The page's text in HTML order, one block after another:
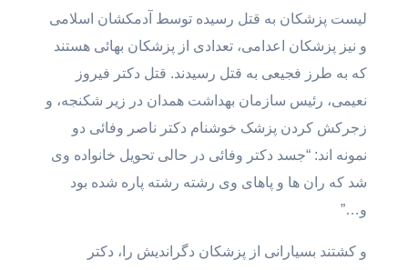
لیست پزشکان به قتل رسیده توسط آدمکشان اسلامی
و نیز پزشکان اعدامی، تعدادی از پزشکان بهائی هستند
که به طرز فجیعی به قتل رسیدند. قتل دکتر فیروز
نعیمی، رئیس سازمان بهداشت همدان در زیر شکنجه، و
زجرکش کردن پزشک خوشنام دکتر ناصر وفائی دو
نمونه اند: “جسد دکتر وفائی در حالی تحویل خانواده وی
شد که ران ها و پاهای وی رشته رشته پاره شده بود
و…”
و کشتند بسیارانی از پزشکان دگراندیش را، دکتر